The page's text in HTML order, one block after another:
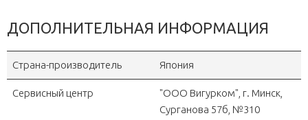
ДОПОЛНИТЕЛЬНАЯ ИНФОРМАЦИЯ
Страна-производитель Япония
Сервисный центр
"OOO Вигурком", г. Минск,
Сурганова 57б, №310